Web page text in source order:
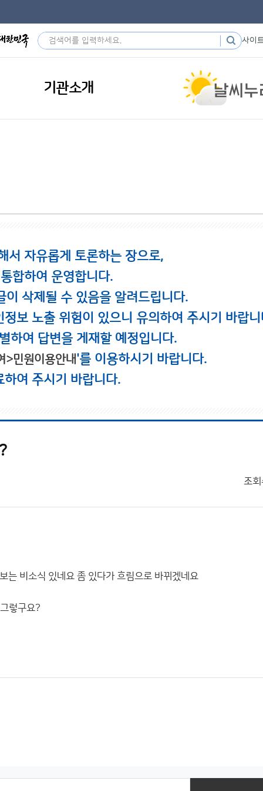
사이
기관소개
서 자유롭게 토론하는 장으로,
합하여 운영합니다.
삭제될 수 있음을 알려드립니다.
보 노출 위험이 있으니 유의하여 주시기 바랍니
하여 답변을 게재할 예정입니다.
>민원이용안내'를 이용하시기 바랍니다.
여 주시기 바랍니다.
조회
는 비소식 있네요 좀 있다가 흐림으로 바뀌겠네요
렇구요?